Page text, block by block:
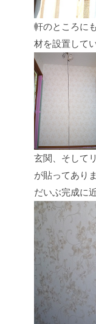
軒のところに
材を設置して
玄関、そして
が貼ってあり
だいぶ完成に